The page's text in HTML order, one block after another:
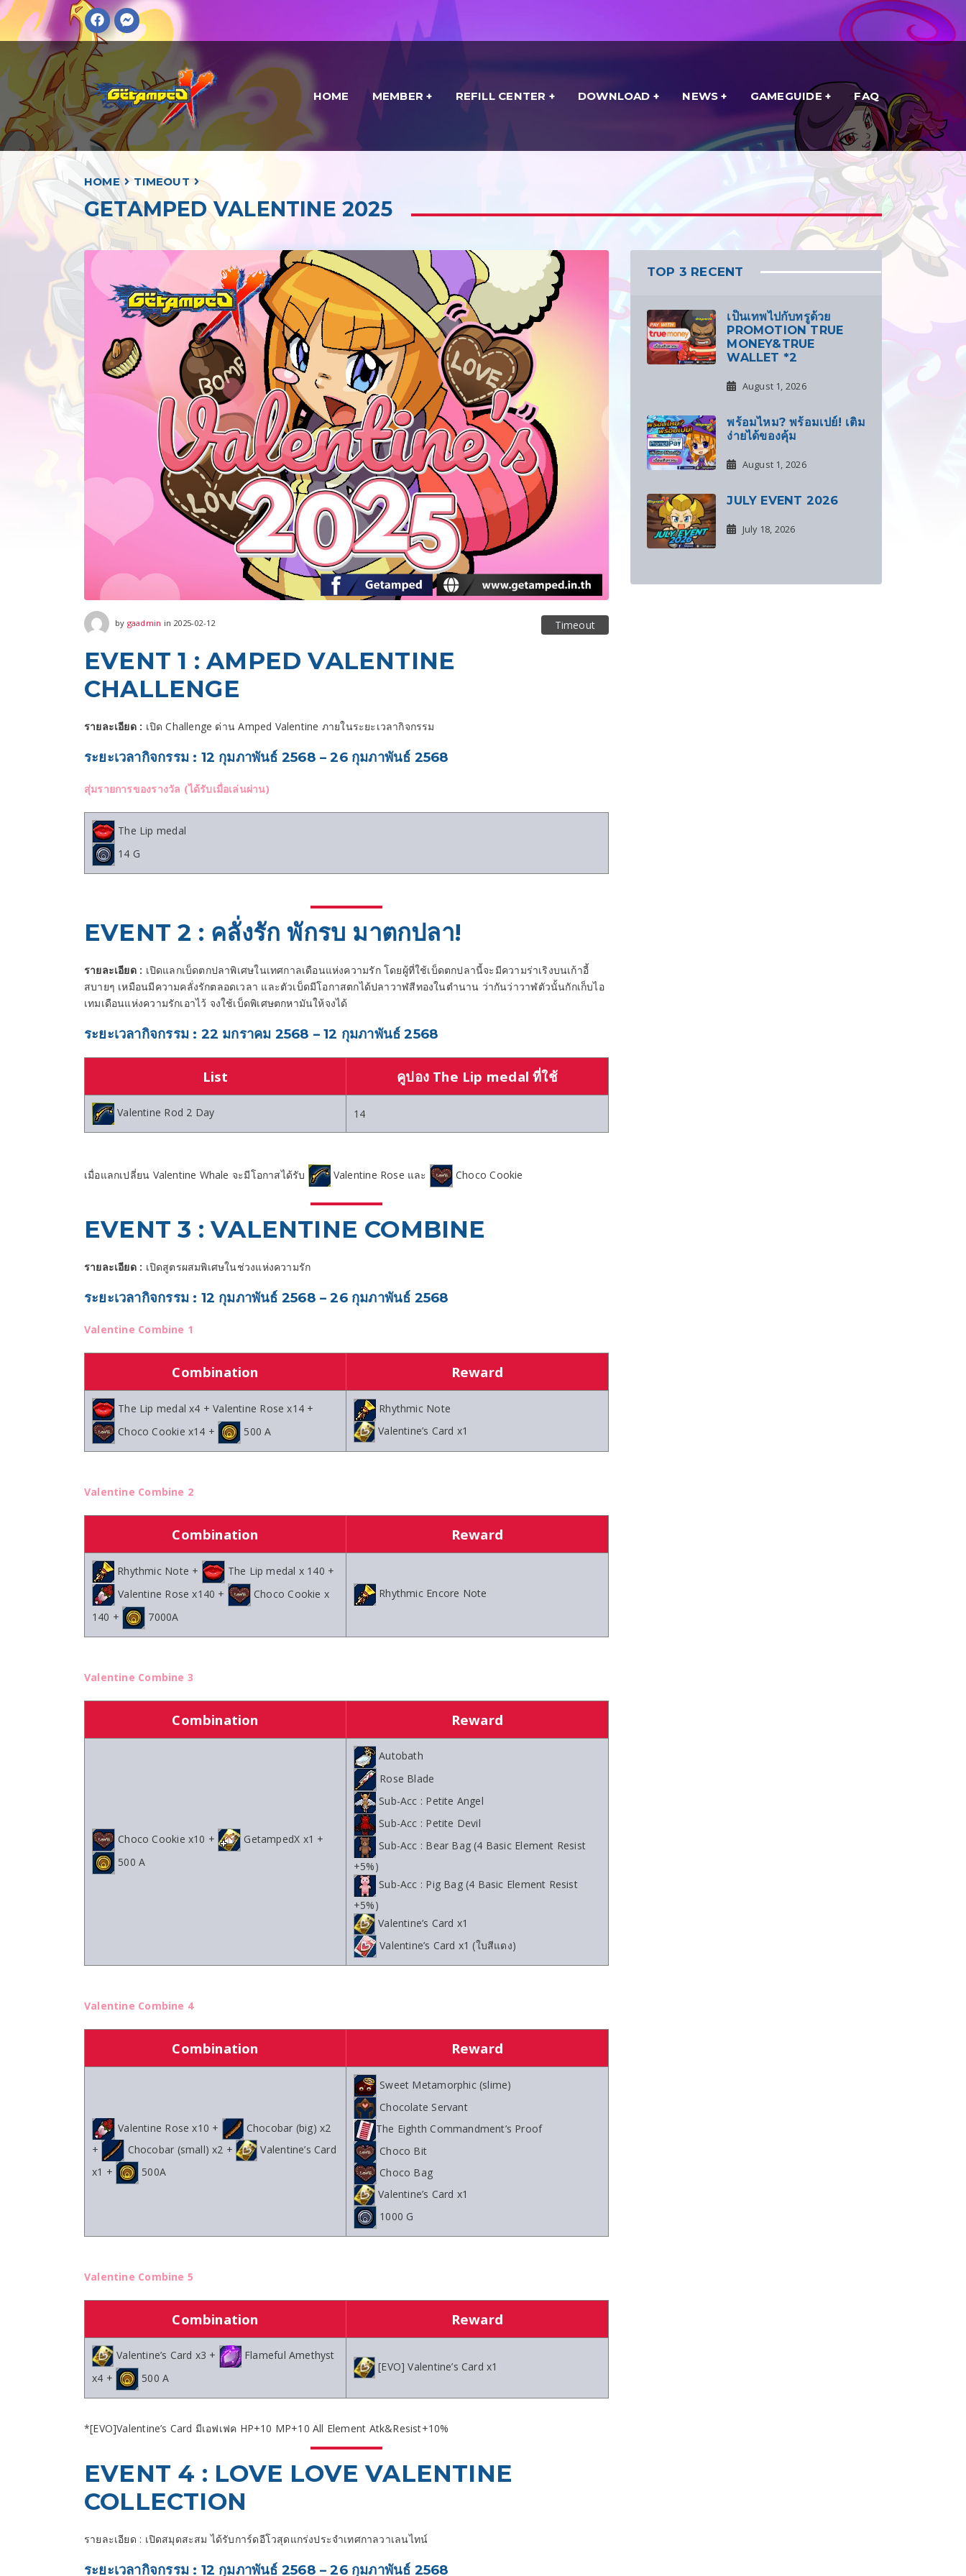
HOME MEMBER REFILL CENTER DOWNLOAD NEWS GAMEGUIDE FAQ
HOME TIMEOUT
GETAMPED VALENTINE 2025
by gaadmin in 2025-02-12 Timeout
EVENT 1 : AMPED VALENTINE
CHALLENGE
รายละเอียด : เปิด Challenge ด่าน Amped Valentine ภายในระยะเวลากิจกรรม
ระยะเวลากิจกรรม : 12 กุมภาพันธ์ 2568 – 26 กุมภาพันธ์ 2568
สุ่มรายการของรางวัล (ได้รับเมื่อเล่นผ่าน)
The Lip medal
14 G
EVENT 2 : คลั่งรัก พักรบ มาตกปลา!
รายละเอียด : เปิดแลกเบ็ดตกปลาพิเศษในเทศกาลเดือนแห่งความรัก โดยผู้ที่ใช้เบ็ดตกปลานี้จะมีความร่าเริงบนเก้าอี้
สบายๆ เหมือนมีความคลั่งรักตลอดเวลา และตัวเบ็ดมีโอกาสตกได้ปลาวาฬสีทองในตำนาน ว่ากันว่าวาฬตัวนั้นกักเก็บไอ
เทมเดือนแห่งความรักเอาไว้ จงใช้เบ็ดพิเศษตกหามันให้จงได้
ระยะเวลากิจกรรม : 22 มกราคม 2568 – 12 กุมภาพันธ์ 2568
List คูปอง The Lip medal ที่ใช้
Valentine Rod 2 Day 14
เมื่อแลกเปลี่ยน Valentine Whale จะมีโอกาสได้รับ Valentine Rose และ Choco Cookie
EVENT 3 : VALENTINE COMBINE
รายละเอียด : เปิดสูตรผสมพิเศษในช่วงแห่งความรัก
ระยะเวลากิจกรรม : 12 กุมภาพันธ์ 2568 – 26 กุมภาพันธ์ 2568
Valentine Combine 1
Combination Reward
The Lip medal x4 + Valentine Rose x14 +
Choco Cookie x14 +
500 A
Rhythmic Note
Valentine’s Card x1
Valentine Combine 2
Combination Reward
Rhythmic Note +
The Lip medal x 140 +
Valentine Rose x140 +
Choco Cookie x
140 +
7000A
Rhythmic Encore Note
Valentine Combine 3
Combination Reward
Choco Cookie x10 +
GetampedX x1 +
500 A
Autobath
Rose Blade
Sub-Acc : Petite Angel
Sub-Acc : Petite Devil
Sub-Acc : Bear Bag (4 Basic Element Resist
+5%)
Sub-Acc : Pig Bag (4 Basic Element Resist
+5%)
Valentine’s Card x1
Valentine’s Card x1 (ใบสีแดง)
Valentine Combine 4
Combination Reward
Valentine Rose x10 +
Chocobar (big) x2
+
Chocobar (small) x2 +
Valentine’s Card
x1 +
500A
Sweet Metamorphic (slime)
Chocolate Servant
The Eighth Commandment’s Proof
Choco Bit
Choco Bag
Valentine’s Card x1
1000 G
Valentine Combine 5
Combination Reward
Valentine’s Card x3 +
Flameful Amethyst
x4 +
500 A
[EVO] Valentine’s Card x1
*[EVO]Valentine’s Card มีเอฟเฟค HP+10 MP+10 All Element Atk&Resist+10%
EVENT 4 : LOVE LOVE VALENTINE
COLLECTION
รายละเอียด : เปิดสมุดสะสม ได้รับการ์ดอีโวสุดแกร่งประจำเทศกาลวาเลนไทน์
ระยะเวลากิจกรรม : 12 กุมภาพันธ์ 2568 – 26 กุมภาพันธ์ 2568
TOP 3 RECENT
เป็นเทพไปกับทรูด้วย
PROMOTION TRUE
MONEY&TRUE
WALLET *2
August 1, 2026
พร้อมไหม? พร้อมเปย์! เติม
ง่ายได้ของคุ้ม
August 1, 2026
JULY EVENT 2026
July 18, 2026